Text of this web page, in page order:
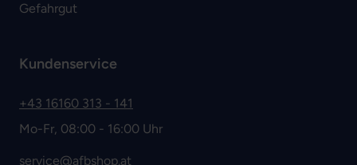
Gefahrgut
Kundenservice
+43 16160 313 - 141
Mo-Fr, 08:00 - 16:00 Uhr
service@afbshop.at